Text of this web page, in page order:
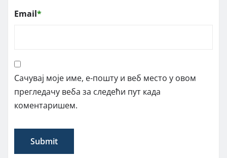
Email*
Сачувај моје име, е-пошту и веб место у овом
прегледачу веба за следећи пут када
коментаришем.